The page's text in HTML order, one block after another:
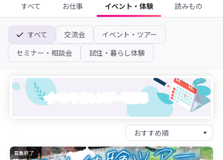
すべて お仕事 イベント・体験 読みもの
すべて 交流会
イベント・ツアー
セミナー・相談会
試住・暮らし体験
イベントカレンダーを見る
募集終了